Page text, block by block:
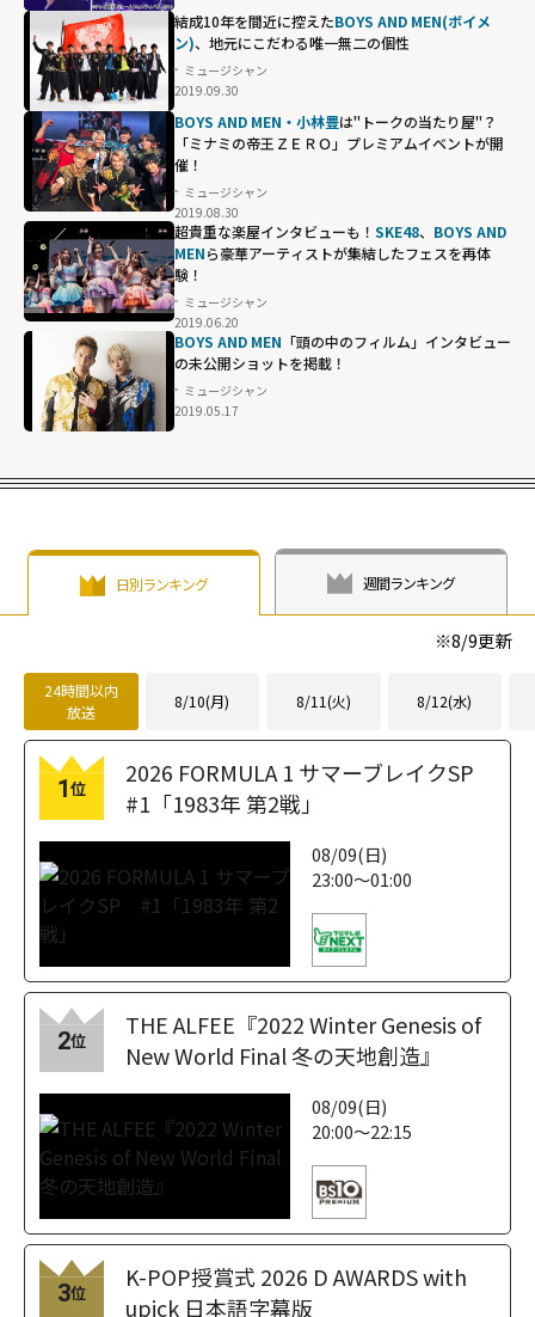
結成10年を間近に控えたBOYS AND MEN(ボイメ
ン)、地元にこだわる唯一無二の個性
ミュージシャン
2019.09.30
BOYS AND MEN・小林豊は"トークの当たり屋"？
「ミナミの帝王ＺＥＲＯ」プレミアムイベントが開
催！
ミュージシャン
2019.08.30
超貴重な楽屋インタビューも！ SKE48、 BOYS AND
MENら豪華アーティストが集結したフェスを再体
験！
ミュージシャン
2019.06.20
BOYS AND MEN 「頭の中のフィルム」インタビュー
の未公開ショットを掲載！
ミュージシャン
2019.05.17
日別ランキング 週間ランキング
※8/9更新
24時間以内
放送
8/10(月) 8/11(火) 8/12(水)
1位
2026 FORMULA 1 サマーブレイクSP
#1「1983年 第2戦」
08/09(日)
23:00～01:00
2位
THE ALFEE『2022 Winter Genesis of
New World Final 冬の天地創造』
08/09(日)
20:00～22:15
3位
K-POP授賞式 2026 D AWARDS with
upick 日本語字幕版